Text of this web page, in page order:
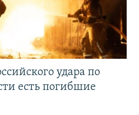
удара по
есть погибшие